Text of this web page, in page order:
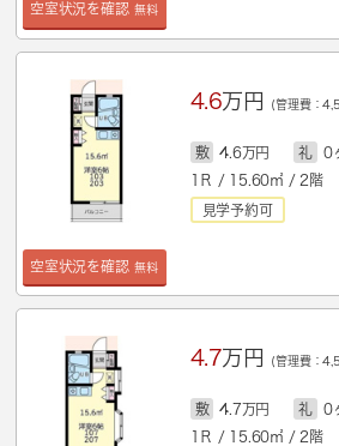
空室状況を確認 無料
空室状況を確認 無料
4.6万円 (管理費：
敷 4.6万円 礼
0
1Ｒ / 15.60㎡ / 2階
見学予約可
4.7 万円 (管理費：
敷 4.7万円 礼
0
1Ｒ / 15.60㎡ / 2階